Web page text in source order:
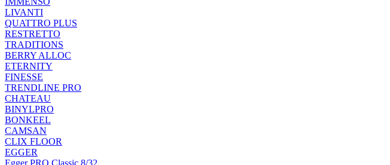
LIVANTI
QUATTRO PLUS
RESTRETTO
TRADITIONS
BERRY ALLOC
ETERNITY
FINESSE
TRENDLINE PRO
CHATEAU
BINYLPRO
BONKEEL
CAMSAN
CLIX FLOOR
EGGER
Egger PRO Classic 8/32